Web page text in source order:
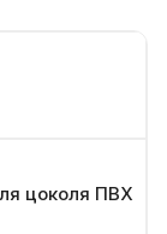
цоколя ПВХ